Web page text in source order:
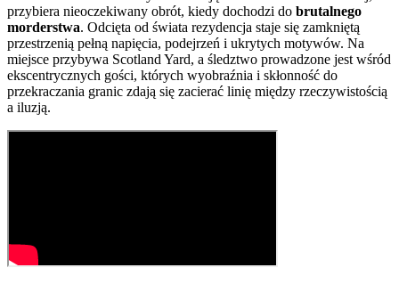
przybiera nieoczekiwany obrót, kiedy dochodzi do brutalnego
morderstwa. Odcięta od świata rezydencja staje się zamkniętą
przestrzenią pełną napięcia, podejrzeń i ukrytych motywów. Na
miejsce przybywa Scotland Yard, a śledztwo prowadzone jest wśród
ekscentrycznych gości, których wyobraźnia i skłonność do
przekraczania granic zdają się zacierać linię między rzeczywistością
a iluzją.